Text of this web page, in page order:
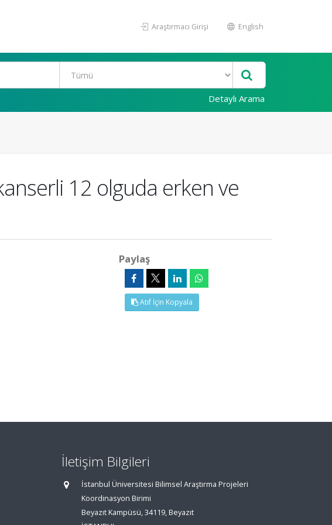
Araştırmacı Girişi English
Detaylı Arama
12 olguda erken ve
Paylaş
Atıf İçin Kopyala
İletişim Bilgileri
İstanbul Üniversitesi Bilimsel Araştırma Projeleri
Koordinasyon Birimi
Beyazıt Kampüsü, 34119, Beyazıt